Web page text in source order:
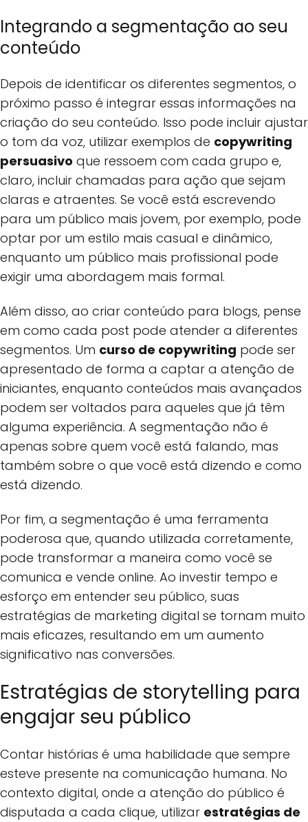
Integrando a segmentação ao seu
conteúdo
Depois de identificar os diferentes segmentos, o
próximo passo é integrar essas informações na
criação do seu conteúdo. Isso pode incluir ajustar
o tom da voz, utilizar exemplos de copywriting
persuasivo que ressoem com cada grupo e,
claro, incluir chamadas para ação que sejam
claras e atraentes. Se você está escrevendo
para um público mais jovem, por exemplo, pode
optar por um estilo mais casual e dinâmico,
enquanto um público mais profissional pode
exigir uma abordagem mais formal.
Além disso, ao criar conteúdo para blogs, pense
em como cada post pode atender a diferentes
segmentos. Um curso de copywriting pode ser
apresentado de forma a captar a atenção de
iniciantes, enquanto conteúdos mais avançados
podem ser voltados para aqueles que já têm
alguma experiência. A segmentação não é
apenas sobre quem você está falando, mas
também sobre o que você está dizendo e como
está dizendo.
Por fim, a segmentação é uma ferramenta
poderosa que, quando utilizada corretamente,
pode transformar a maneira como você se
comunica e vende online. Ao investir tempo e
esforço em entender seu público, suas
estratégias de marketing digital se tornam muito
mais eficazes, resultando em um aumento
significativo nas conversões.
Estratégias de storytelling para
engajar seu público
Contar histórias é uma habilidade que sempre
esteve presente na comunicação humana. No
contexto digital, onde a atenção do público é
disputada a cada clique, utilizar estratégias de